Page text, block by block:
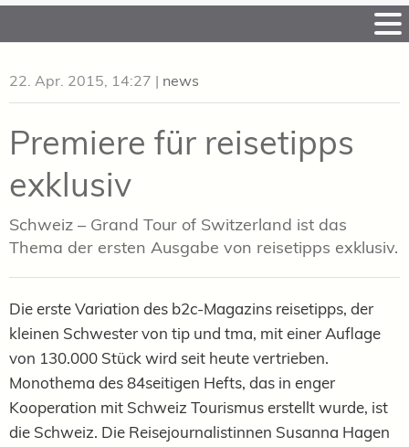
to
22. Apr. 2015, 14:27 | news
Premiere für reisetipps
exklusiv
Schweiz – Grand Tour of Switzerland ist das
Thema der ersten Ausgabe von reisetipps exklusiv.
Die erste Variation des b2c-Magazins reisetipps, der
kleinen Schwester von tip und tma, mit einer Auflage
von 130.000 Stück wird seit heute vertrieben.
Monothema des 84seitigen Hefts, das in enger
Kooperation mit Schweiz Tourismus erstellt wurde, ist
die Schweiz. Die Reisejournalistinnen Susanna Hagen